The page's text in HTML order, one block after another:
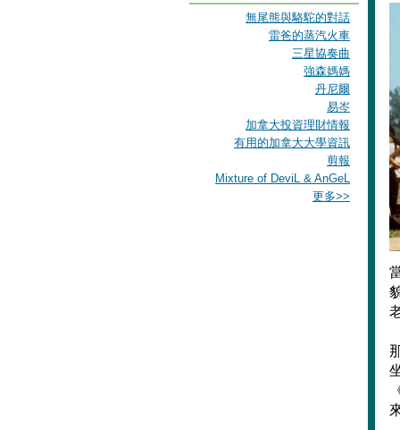
無尾熊與駱駝的對話
雷爸的蒸汽火車
三星協奏曲
強森媽媽
丹尼爾
易岑
加拿大投資理財情報
有用的加拿大大學資訊
剪報
Mixture of DeviL & AnGeL
更多>>